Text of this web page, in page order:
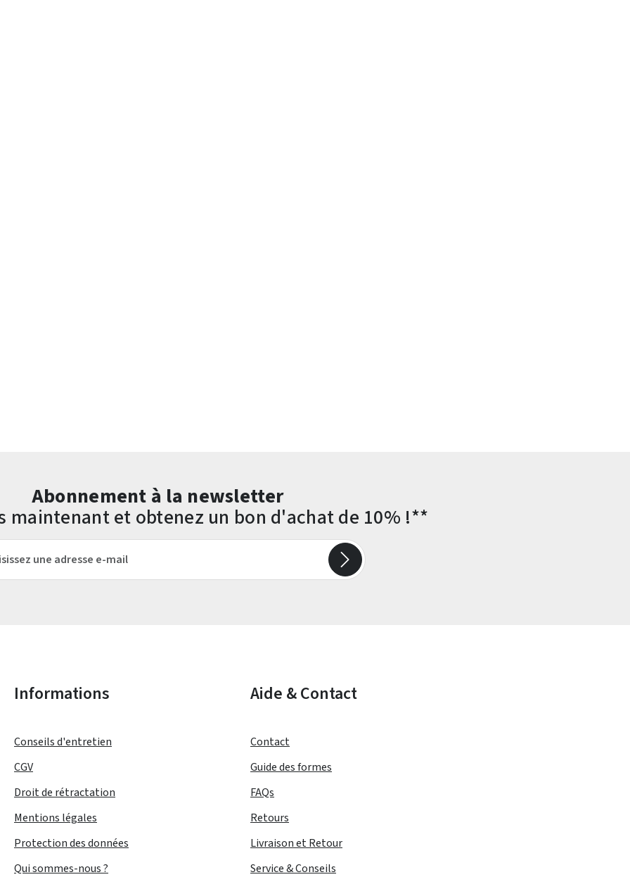
Abonnement à la newsletter
maintenant et obtenez un bon d'achat de 10% !**
Informations
Conseils d'entretien
CGV
Droit de rétractation
Mentions légales
Protection des données
Qui sommes-nous ?
Aide & Contact
Contact
Guide des formes
FAQs
Retours
Livraison et Retour
Service & Conseils